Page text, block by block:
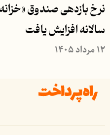
سالانه افزایش یافت
۱۲ مرداد ۱۴۰۵